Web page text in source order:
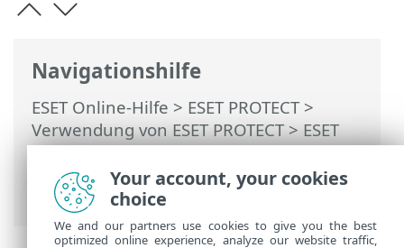
Navigationshilfe
ESET Online-Hilfe > ESET PROTECT>
Verwendung von ESET PROTECT>ESET
PROTECT Hauptmenü>Konfiguration>
Grundlegende Einstellungen> ESET
Sicherheitsanwendung
Your account, your cookies
choice
We and our partners use cookies to give you the best
optimized online experience, analyze our website traffic,